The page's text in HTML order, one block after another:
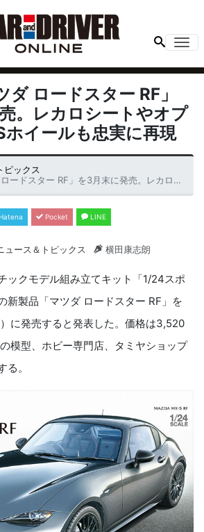
ダ ロードスター RF」
。レカロシートやオプ
ホイールも忠実に再現
ピックス
」を3月末に発売。レカロシートやオプションのBBSホイールも忠実に再現
Pocket LINE
ュース＆トピックス 横田康志朗
ックモデル組み立てキット「1/24スポ
新製品「マツダ ロードスター RF」を
に発売すると発表した。価格は3,520
模型、ホビー専門店、タミヤショップ
。